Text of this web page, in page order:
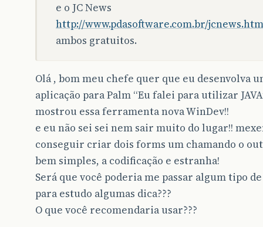
e o JC News
http://www.pdasoftware.com.br/
ambos gratuitos.
Olá , bom meu chefe quer que eu desenvolva
aplicação para Palm “Eu falei para utilizar
mostrou essa ferramenta nova WinDev!!
e eu não sei sei nem sair muito do lugar!!
conseguir criar dois forms um chamando o
bem simples, a codificação e estranha!
Será que você poderia me passar algum tipo
para estudo algumas dica???
O que você recomendaria usar???